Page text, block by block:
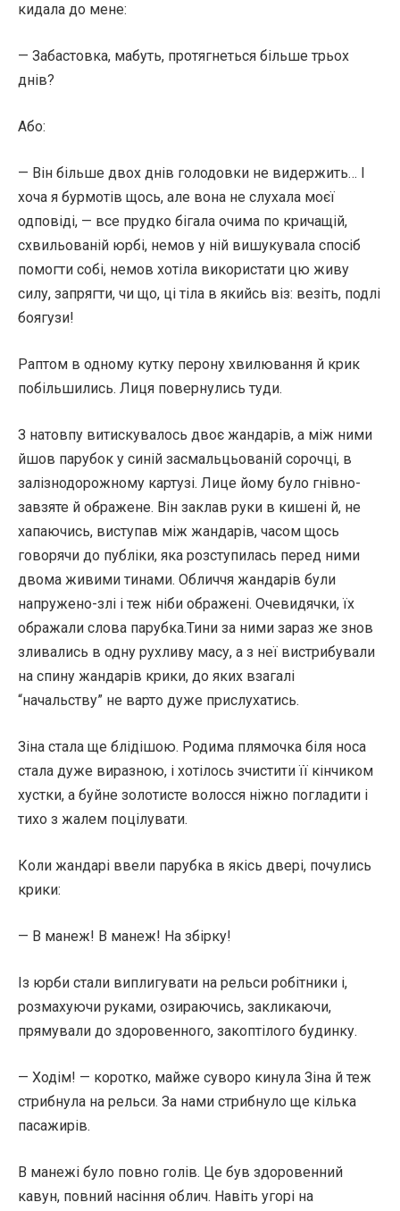
кидала до мене:
— Забастовка, мабуть, протягнеться більше трьох
днів?
Або:
— Він більше двох днів голодовки не видержить… І
хоча я бурмотів щось, але вона не слухала моєї
одповіді, — все прудко бігала очима по кричащій,
схвильованій юрбі, немов у ній вишукувала спосіб
помогти собі, немов хотіла використати цю живу
силу, запрягти, чи що, ці тіла в якийсь віз: везіть, подлі
боягузи!
Раптом в одному кутку перону хвилювання й крик
побільшились. Лиця повернулись туди.
З натовпу витискувалось двоє жандарів, а між ними
йшов парубок у синій засмальцьованій сорочці, в
залізнодорожному картузі. Лице йому було гнівно-
завзяте й ображене. Він заклав руки в кишені й, не
хапаючись, виступав між жандарів, часом щось
говорячи до публіки, яка розступилась перед ними
двома живими тинами. Обличчя жандарів були
напружено-злі і теж ніби ображені. Очевидячки, їх
ображали слова парубка.Тини за ними зараз же знов
зливались в одну рухливу масу, а з неї вистрибували
на спину жандарів крики, до яких взагалі
“начальству” не варто дуже прислухатись.
Зіна стала ще блідішою. Родима плямочка біля носа
стала дуже виразною, і хотілось зчистити її кінчиком
хустки, а буйне золотисте волосся ніжно погладити і
тихо з жалем поцілувати.
Коли жандарі ввели парубка в якісь двері, почулись
крики:
— В манеж! В манеж! На збірку!
Із юрби стали виплигувати на рельси робітники і,
розмахуючи руками, озираючись, закликаючи,
прямували до здоровенного, закоптілого будинку.
— Ходім! — коротко, майже суворо кинула Зіна й теж
стрибнула на рельси. За нами стрибнуло ще кілька
пасажирів.
В манежі було повно голів. Це був здоровенний
кавун, повний насіння облич. Навіть угорі на